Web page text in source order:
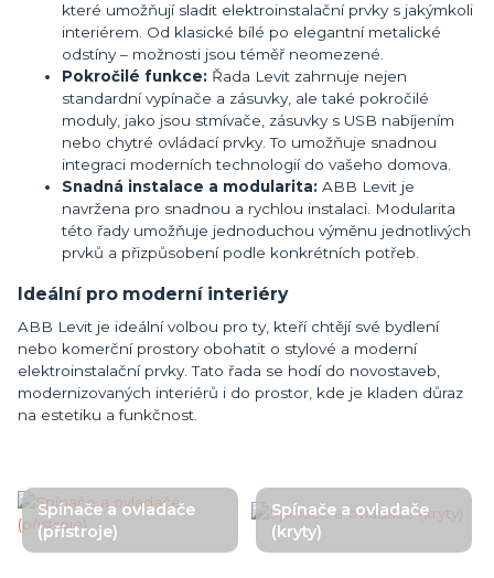
které umožňují sladit elektroinstalační prvky s jakýmkoli
interiérem. Od klasické bílé po elegantní metalické
odstíny – možnosti jsou téměř neomezené.
Pokročilé funkce: Řada Levit zahrnuje nejen
standardní vypínače a zásuvky, ale také pokročilé
moduly, jako jsou stmívače, zásuvky s USB nabíjením
nebo chytré ovládací prvky. To umožňuje snadnou
integraci moderních technologií do vašeho domova.
Snadná instalace a modularita: ABB Levit je
navržena pro snadnou a rychlou instalaci. Modularita
této řady umožňuje jednoduchou výměnu jednotlivých
prvků a přizpůsobení podle konkrétních potřeb.
Ideální pro moderní interiéry
ABB Levit je ideální volbou pro ty, kteří chtějí své bydlení
nebo komerční prostory obohatit o stylové a moderní
elektroinstalační prvky. Tato řada se hodí do novostaveb,
modernizovaných interiérů i do prostor, kde je kladen důraz
na estetiku a funkčnost.
Spínače a ovladače
(přístroje)
Spínače a ovladače
(kryty)